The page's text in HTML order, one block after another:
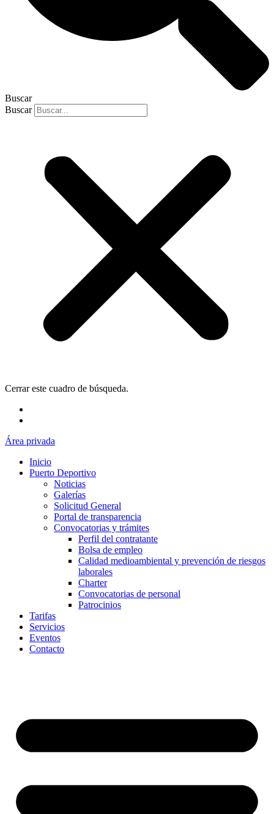
Buscar
Buscar
Cerrar este cuadro de búsqueda.
Área privada
Inicio
Puerto Deportivo
Noticias
Galerías
Solicitud General
Portal de transparencia
Convocatorias y trámites
Perfil del contratante
Bolsa de empleo
Calidad medioambiental y prevención de riesgos
laborales
Charter
Convocatorias de personal
Patrocinios
Tarifas
Servicios
Eventos
Contacto